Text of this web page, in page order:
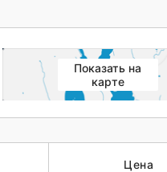
Показать на
карте
Цена